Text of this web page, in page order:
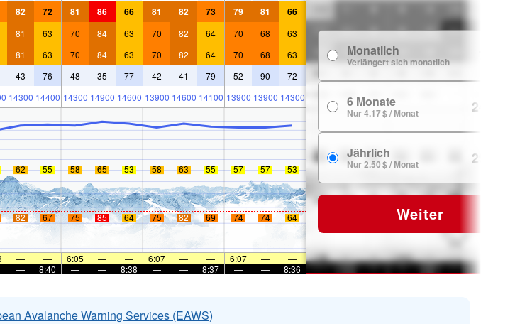
82 72 81 86 66 81 82 73 79 81 66
81 63 70 84 63 70 82 64 70 68 63
81 63 70 84 63 70 82 64 70 68 63
43 76 48 35 77 42 41 79 52 90 72
14300 14400 14300 14900 14600 13900 14600 14100 13900 13900 14300
62 55 58 65 53 58 63 55 57 57 53
82 67 75 85 64 75 82 69 74 74 64
— — 6:05 — — 6:07 — — 6:07 —
—
— 8:40 — — 8:38 — — 8:37 — — 8:36
Monatlich
Verlängert sich monatlich
6 Monate
Nur 4.17 $ / Monat 24.99 $
Jährlich
Nur 2.50 $ / Monat 29.99 $
Weiter
Avalanche Warning Services (EAWS)